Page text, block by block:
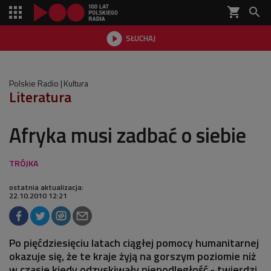
shopping_cart 
 SŁUCHAJ

Polskie Radio Kultura
Literatura
Afryka musi zadbać o siebie
ostatnia aktualizacja:
22.10.2010 12:21
Po pięćdziesięciu latach ciągłej pomocy humanitarnej
okazuje się, że te kraje żyją na gorszym poziomie niż